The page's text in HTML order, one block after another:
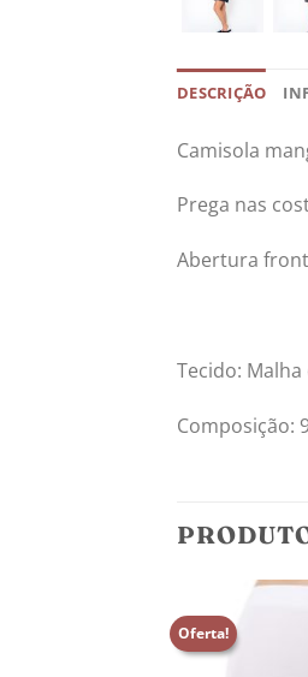
DESCRIÇÃO
Camisola
Prega nas
Abertura
Tecido:
Composição:
Oferta!